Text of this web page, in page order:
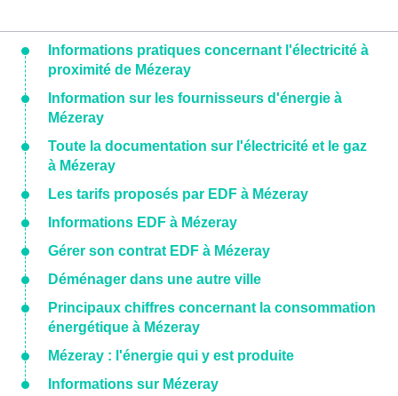
Informations pratiques concernant l'électricité à
proximité de Mézeray
Information sur les fournisseurs d'énergie à
Mézeray
Toute la documentation sur l'électricité et le gaz
à Mézeray
Les tarifs proposés par EDF à Mézeray
Informations EDF à Mézeray
Gérer son contrat EDF à Mézeray
Déménager dans une autre ville
Principaux chiffres concernant la consommation
énergétique à Mézeray
Mézeray : l'énergie qui y est produite
Informations sur Mézeray